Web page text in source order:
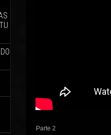
Parte 2